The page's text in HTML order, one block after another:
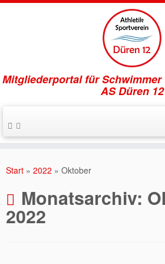
Inhalt
Mitgliederportal für
AS Düren 12
Start » 2022 » Oktober
Monatsarchiv:
2022